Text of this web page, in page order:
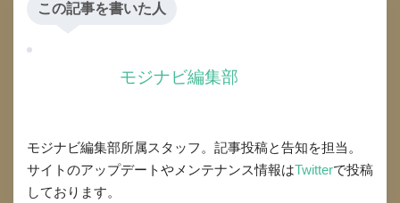
この記事を書いた人
モジナビ編集部
モジナビ編集部所属スタッフ。記事投稿と告知を担当。
サイトのアップデートやメンテナンス情報はTwitterで投稿
しております。